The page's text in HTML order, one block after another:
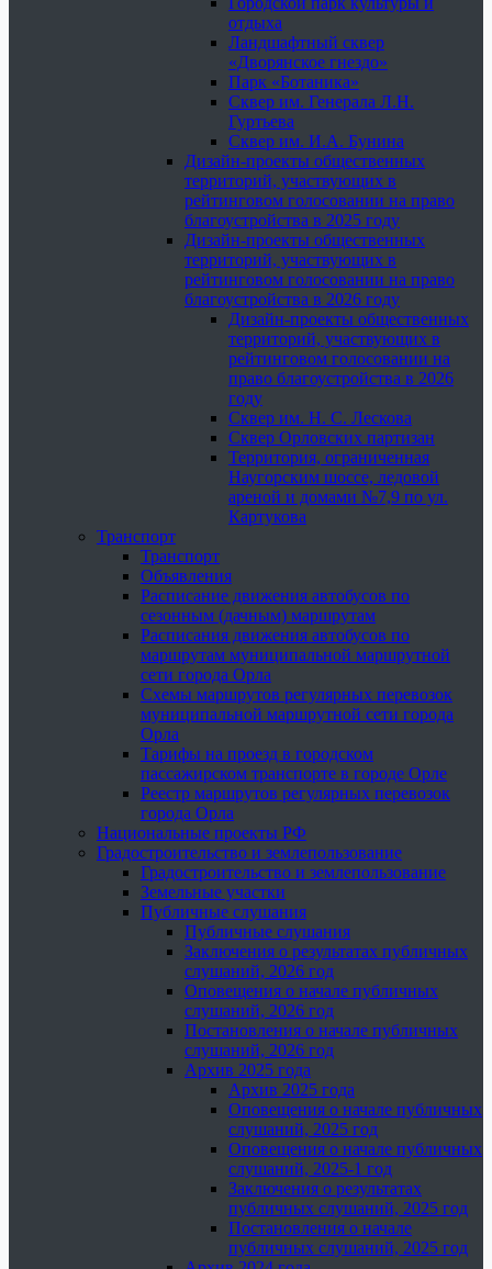
отдыха
Ландшафтный сквер
«Дворянское гнездо»
Парк «Ботаника»
Сквер им. Генерала Л.Н.
Гуртьева
Сквер им. И.А. Бунина
Дизайн-проекты общественных
территорий, участвующих в
рейтинговом голосовании на право
благоустройства в 2025 году
Дизайн-проекты общественных
территорий, участвующих в
рейтинговом голосовании на право
благоустройства в 2026 году
Дизайн-проекты общественных
территорий, участвующих в
рейтинговом голосовании на
право благоустройства в 2026
году
Сквер им. Н. С. Лескова
Сквер Орловских партизан
Территория, ограниченная
Наугорским шоссе, ледовой
ареной и домами №7,9 по ул.
Картукова
Транспорт
Транспорт
Объявления
Расписание движения автобусов по
сезонным (дачным) маршрутам
Расписания движения автобусов по
маршрутам муниципальной маршрутной
сети города Орла
Схемы маршрутов регулярных перевозок
муниципальной маршрутной сети города
Орла
Тарифы на проезд в городском
пассажирском транспорте в городе Орле
Реестр маршрутов регулярных перевозок
города Орла
Национальные проекты РФ
Градостроительство и землепользование
Градостроительство и землепользование
Земельные участки
Публичные слушания
Публичные слушания
Заключения о результатах публичных
слушаний, 2026 год
Оповещения о начале публичных
слушаний, 2026 год
Постановления о начале публичных
слушаний, 2026 год
Архив 2025 года
Архив 2025 года
Оповещения о начале публичных
слушаний, 2025 год
Оповещения о начале публичных
слушаний, 2025-1 год
Заключения о результатах
публичных слушаний, 2025 год
Постановления о начале
публичных слушаний, 2025 год